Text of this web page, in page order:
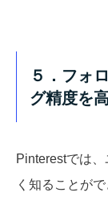
５．フォ
グ精度を
Pinterestでは
く知ることがで